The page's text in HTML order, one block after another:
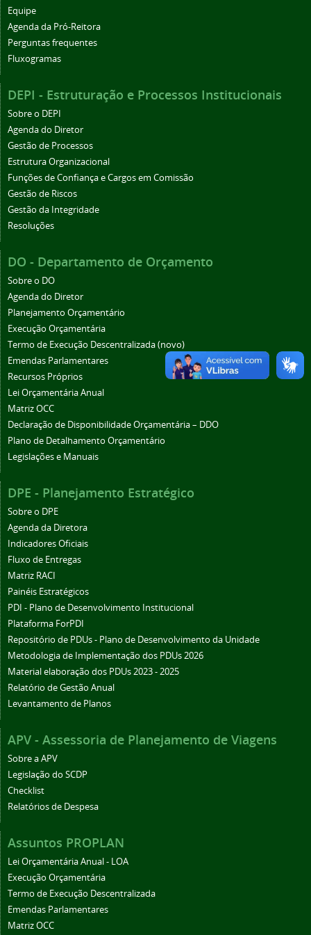
Equipe
Agenda da Pró-Reitora
Perguntas frequentes
Fluxogramas
DEPI - Estruturação e Processos Institucionais
Sobre o DEPI
Agenda do Diretor
Gestão de Processos
Estrutura Organizacional
Funções de Confiança e Cargos em Comissão
Gestão de Riscos
Gestão da Integridade
Resoluções
DO - Departamento de Orçamento
Sobre o DO
Agenda do Diretor
Planejamento Orçamentário
Execução Orçamentária
Termo de Execução Descentralizada (novo)
Emendas Parlamentares
Recursos Próprios
Lei Orçamentária Anual
Matriz OCC
Declaração de Disponibilidade Orçamentária – DDO
Plano de Detalhamento Orçamentário
Legislações e Manuais
DPE - Planejamento Estratégico
Sobre o DPE
Agenda da Diretora
Indicadores Oficiais
Fluxo de Entregas
Matriz RACI
Painéis Estratégicos
PDI - Plano de Desenvolvimento Institucional
Plataforma ForPDI
Repositório de PDUs - Plano de Desenvolvimento da Unidade
Metodologia de Implementação dos PDUs 2026
Material elaboração dos PDUs 2023 - 2025
Relatório de Gestão Anual
Levantamento de Planos
APV - Assessoria de Planejamento de Viagens
Sobre a APV
Legislação do SCDP
Checklist
Relatórios de Despesa
Assuntos PROPLAN
Lei Orçamentária Anual - LOA
Execução Orçamentária
Termo de Execução Descentralizada
Emendas Parlamentares
Matriz OCC